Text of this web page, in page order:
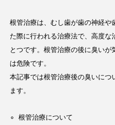
根管治療は、むし歯が歯の神経や
た際に行われる治療法で、高度な
とつです。根管治療の後に臭い
は危険です。
本記事では根管治療後の臭いにつ
ます。
根管治療について